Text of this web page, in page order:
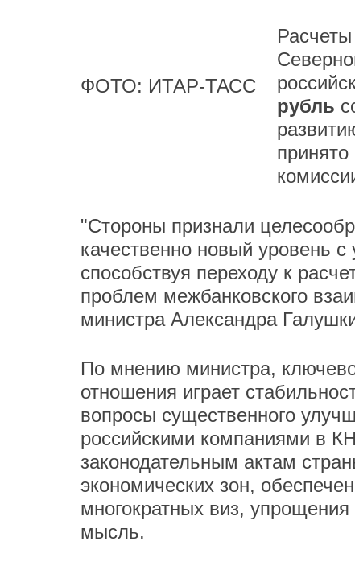
ФОТО: ИТАР-ТАСС
рубль
"Стороны признали
качественно новый уровень
способствуя переходу к
проблем межбанковского
министра Александра
По мнению министра,
отношения играет
вопросы существенного
российскими компаниями в
законодательным актам
экономических зон,
многократных виз,
мысль.